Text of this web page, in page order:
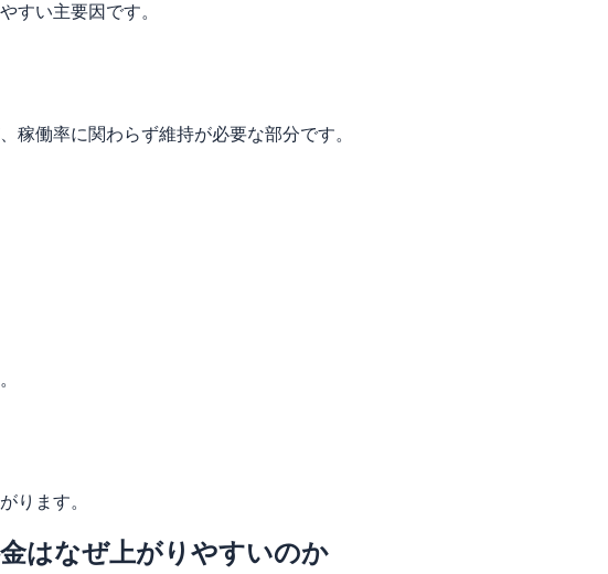
すい主要因です。
稼働率に関わらず維持が必要な部分です。
ります。
はなぜ上がりやすいのか